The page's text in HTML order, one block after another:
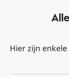
Hier zijn